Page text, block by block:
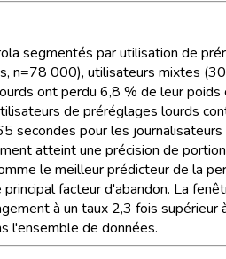
segmentés par utilisation de
n=78 000), utilisateurs mixtes
ont perdu 6,8 % de leur
de préréglages lourds
secondes pour les
atteint une précision de
le meilleur prédicteur de la
facteur d'abandon. La
à un taux 2,3 fois
l'ensemble de données.